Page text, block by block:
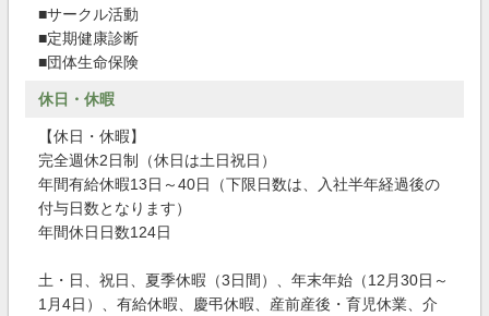
■サークル活動
■定期健康診断
■団体生命保険
休日・休暇
【休日・休暇】
完全週休2日制（休日は土日祝日）
年間有給休暇13日～40日（下限日数は、入社半年経過後の
付与日数となります）
年間休日日数124日
土・日、祝日、夏季休暇（3日間）、年末年始（12月30日～
1月4日）、有給休暇、慶弔休暇、産前産後・育児休業、介